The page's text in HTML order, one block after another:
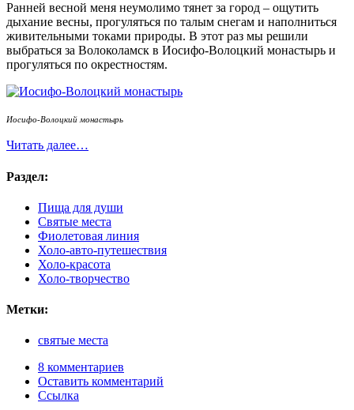
Ранней весной меня неумолимо тянет за город – ощутить
дыхание весны, прогуляться по талым снегам и наполниться
живительными токами природы. В этот раз мы решили
выбраться за Волоколамск в Иосифо-Волоцкий монастырь и
прогуляться по окрестностям.
Иосифо-Волоцкий монастырь
Читать далее…
Раздел:
Пища для души
Святые места
Фиолетовая линия
Холо-авто-путешествия
Холо-красота
Холо-творчество
Метки:
святые места
8 комментариев
Оставить комментарий
Ссылка